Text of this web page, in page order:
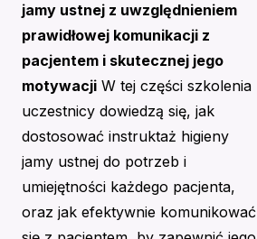
jamy ustnej z uwzględnieniem
prawidłowej komunikacji z
pacjentem i skutecznej jego
motywacji W tej części szkolenia
uczestnicy dowiedzą się, jak
dostosować instruktaż higieny
jamy ustnej do potrzeb i
umiejętności każdego pacjenta,
oraz jak efektywnie komunikować